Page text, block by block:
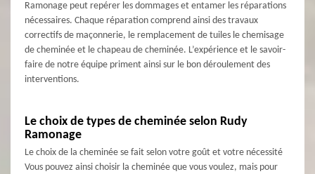
Ramonage peut repérer les dommages et entamer les réparations
nécessaires. Chaque réparation comprend ainsi des travaux
correctifs de maçonnerie, le remplacement de tuiles le chemisage
de cheminée et le chapeau de cheminée. L’expérience et le savoir-
faire de notre équipe priment ainsi sur le bon déroulement des
interventions.
Le choix de types de cheminée selon Rudy
Ramonage
Le choix de la cheminée se fait selon votre goût et votre nécessité
Vous pouvez ainsi choisir la cheminée que vous voulez, mais pour